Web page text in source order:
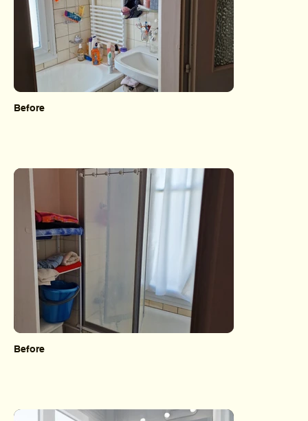
Before
Before